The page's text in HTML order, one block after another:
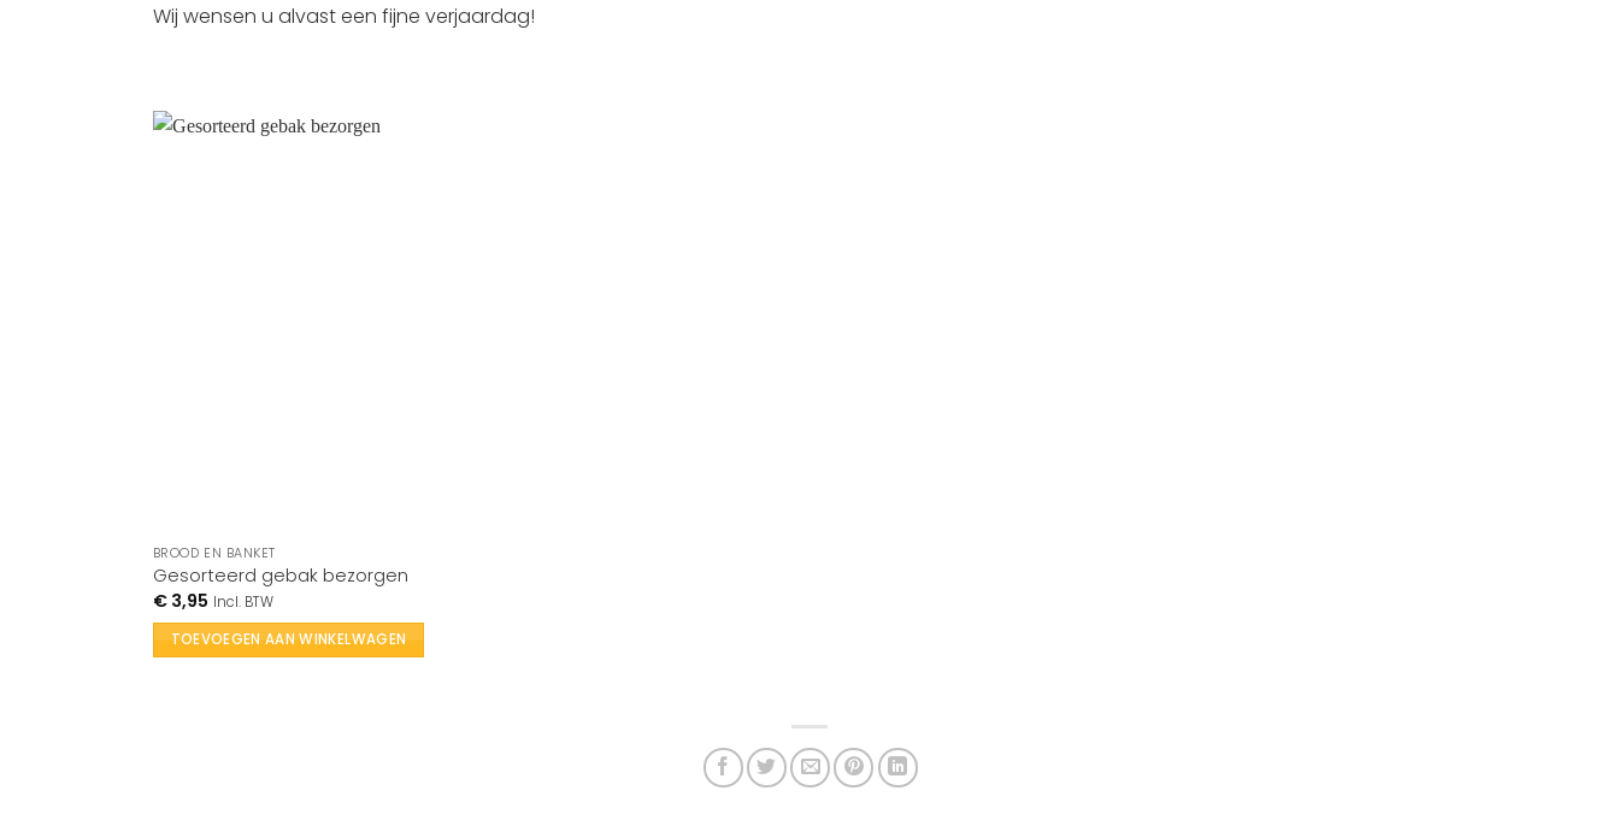
Wij wensen u alvast een fijne verjaardag!
BROOD EN BANKET
Gesorteerd gebak bezorgen
€3,95 Incl. BTW
TOEVOEGEN AAN WINKELWAGEN